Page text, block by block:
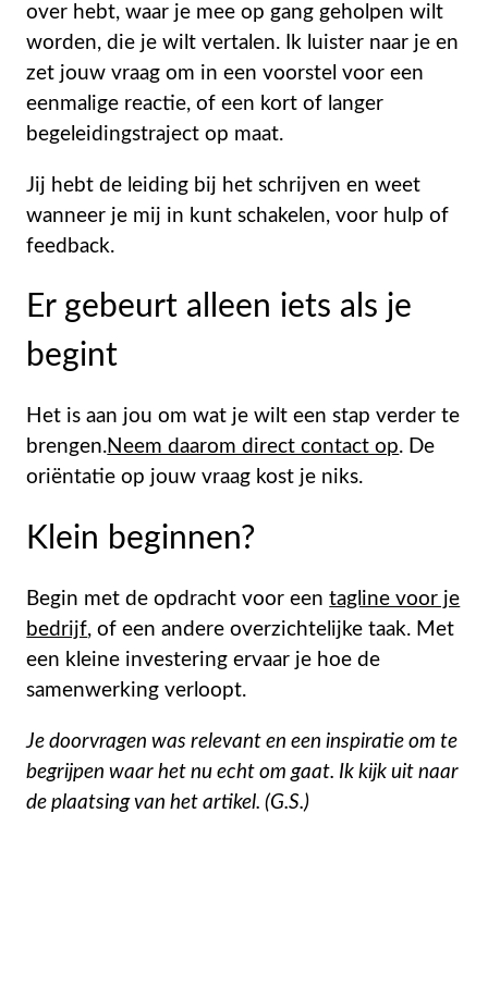
over hebt, waar je mee op gang geholpen wilt
worden, die je wilt vertalen. Ik luister naar je en
zet jouw vraag om in een voorstel voor een
eenmalige reactie, of een kort of langer
begeleidingstraject op maat.
Jij hebt de leiding bij het schrijven en weet
wanneer je mij in kunt schakelen, voor hulp of
feedback.
Er gebeurt alleen iets als je
begint
Het is aan jou om wat je wilt een stap verder te
brengen.Neem daarom direct contact op. De
oriëntatie op jouw vraag kost je niks.
Klein beginnen?
Begin met de opdracht voor eentagline voor je
bedrijf, of een andere overzichtelijke taak. Met
een kleine investering ervaar je hoe de
samenwerking verloopt.
Je doorvragen was relevant en een inspiratie om te
begrijpen waar het nu echt om gaat. Ik kijk uit naar
de plaatsing van het artikel. (G.S.)